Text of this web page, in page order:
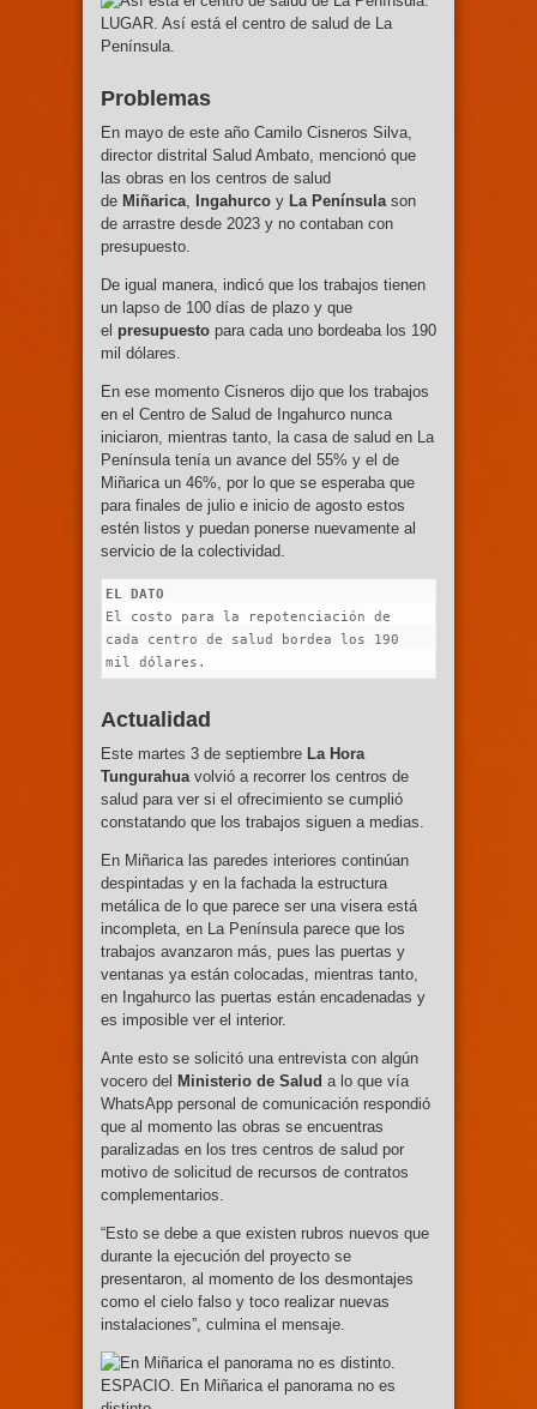
LUGAR. Así está el centro de salud de La
Península.
Problemas
En mayo de este año Camilo Cisneros Silva,
director distrital Salud Ambato, mencionó que
las obras en los centros de salud
de Miñarica, Ingahurco y La Penínsulason
de arrastre desde 2023 y no contaban con
presupuesto.
De igual manera, indicó que los trabajos tienen
un lapso de 100 días de plazo y que
el presupuesto para cada uno bordeaba los 190
mil dólares.
En ese momento Cisneros dijo que los trabajos
en el Centro de Salud de Ingahurco nunca
iniciaron, mientras tanto, la casa de salud en La
Península tenía un avance del 55% y el de
Miñarica un 46%, por lo que se esperaba que
para finales de julio e inicio de agosto estos
estén listos y puedan ponerse nuevamente al
servicio de la colectividad.
EL DATO
El costo para la repotenciación de
cada centro de salud bordea los 190
mil dólares.
Actualidad
Este martes 3 de septiembre La Hora
Tungurahuavolvió a recorrer los centros de
salud para ver si el ofrecimiento se cumplió
constatando que los trabajos siguen a medias.
En Miñarica las paredes interiores continúan
despintadas y en la fachada la estructura
metálica de lo que parece ser una visera está
incompleta, en La Península parece que los
trabajos avanzaron más, pues las puertas y
ventanas ya están colocadas, mientras tanto,
en Ingahurco las puertas están encadenadas y
es imposible ver el interior.
Ante esto se solicitó una entrevista con algún
vocero del Ministerio de Salud a lo que vía
WhatsApp personal de comunicación respondió
que al momento las obras se encuentras
paralizadas en los tres centros de salud por
motivo de solicitud de recursos de contratos
complementarios.
“Esto se debe a que existen rubros nuevos que
durante la ejecución del proyecto se
presentaron, al momento de los desmontajes
como el cielo falso y toco realizar nuevas
instalaciones”, culmina el mensaje.
ESPACIO. En Miñarica el panorama no es